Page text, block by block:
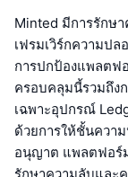
Minted มีการรักษ
เฟรมเวิร์กความป
การปกป้องแพลตฟ
ครอบคลุมนี้รวมถึง
เฉพาะอุปกรณ์
ด้วยการให้ชั้นควา
อนุญาต แพลตฟอร์